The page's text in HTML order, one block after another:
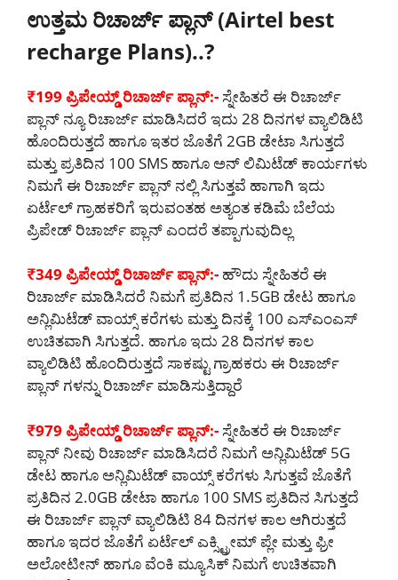
ಉತ್ತಮ ರಿಚಾರ್ಜ್ ಪ್ಲಾನ್ (Airtel best
recharge Plans)..?
₹199 ಪ್ರಿಪೇಯ್ಡ್ ರಿಚಾರ್ಜ್ ಪ್ಲಾನ್:- ಸ್ನೇಹಿತರೆ ಈ ರಿಚಾರ್ಜ್
ಪ್ಲಾನ್ ನ್ಯೂ ರಿಚಾರ್ಜ್ ಮಾಡಿಸಿದರೆ ಇದು 28 ದಿನಗಳ ವ್ಯಾಲಿಡಿಟಿ
ಹೊಂದಿರುತ್ತದೆ ಹಾಗೂ ಇತರ ಜೊತೆಗೆ 2GB ಡೇಟಾ ಸಿಗುತ್ತದೆ
ಮತ್ತು ಪ್ರತಿದಿನ 100 SMS ಹಾಗೂ ಅನ್ ಲಿಮಿಟೆಡ್ ಕಾರ್ಯಗಳು
ನಿಮಗೆ ಈ ರಿಚಾರ್ಜ್ ಪ್ಲಾನ್ ನಲ್ಲಿ ಸಿಗುತ್ತವೆ ಹಾಗಾಗಿ ಇದು
ಏರ್ಟೆಲ್ ಗ್ರಾಹಕರಿಗೆ ಇರುವಂತಹ ಅತ್ಯಂತ ಕಡಿಮೆ ಬೆಲೆಯ
ಪ್ರಿಪೇಡ್ ರಿಚಾರ್ಜ್ ಪ್ಲಾನ್ ಎಂದರೆ ತಪ್ಪಾಗುವುದಿಲ್ಲ
₹349 ಪ್ರಿಪೇಯ್ಡ್ ರಿಚಾರ್ಜ್ ಪ್ಲಾನ್:- ಹೌದು ಸ್ನೇಹಿತರೆ ಈ
ರಿಚಾರ್ಜ್ ಮಾಡಿಸಿದರೆ ನಿಮಗೆ ಪ್ರತಿದಿನ 1.5GB ಡೇಟ ಹಾಗೂ
ಅನ್ಲಿಮಿಟೆಡ್ ವಾಯ್ಸ್ ಕರೆಗಳು ಮತ್ತು ದಿನಕ್ಕೆ 100 ಎಸ್ಎಂಎಸ್
ಉಚಿತವಾಗಿ ಸಿಗುತ್ತದೆ. ಹಾಗೂ ಇದು 28 ದಿನಗಳ ಕಾಲ
ವ್ಯಾಲಿಡಿಟಿ ಹೊಂದಿರುತ್ತದೆ ಸಾಕಷ್ಟು ಗ್ರಾಹಕರು ಈ ರಿಚಾರ್ಜ್
ಪ್ಲಾನ್ ಗಳನ್ನು ರಿಚಾರ್ಜ್ ಮಾಡಿಸುತ್ತಿದ್ದಾರೆ
₹979 ಪ್ರಿಪೇಯ್ಡ್ ರಿಚಾರ್ಜ್ ಪ್ಲಾನ್:- ಸ್ನೇಹಿತರೆ ಈ ರಿಚಾರ್ಜ್
ಪ್ಲಾನ್ ನೀವು ರಿಚಾರ್ಜ್ ಮಾಡಿಸಿದರೆ ನಿಮಗೆ ಅನ್ಲಿಮಿಟೆಡ್ 5G
ಡೇಟ ಹಾಗೂ ಅನ್ಲಿಮಿಟೆಡ್ ವಾಯ್ಸ್ ಕರೆಗಳು ಸಿಗುತ್ತವೆ ಜೊತೆಗೆ
ಪ್ರತಿದಿನ 2.0GB ಡೇಟಾ ಹಾಗೂ 100 SMS ಪ್ರತಿದಿನ ಸಿಗುತ್ತದೆ
ಈ ರಿಚಾರ್ಜ್ ಪ್ಲಾನ್ ವ್ಯಾಲಿಡಿಟಿ 84 ದಿನಗಳ ಕಾಲ ಆಗಿರುತ್ತದೆ
ಹಾಗೂ ಇದರ ಜೊತೆಗೆ ಏರ್ಟೆಲ್ ಎಕ್ಸ್ಟ್ರೀಮ್ ಪ್ಲೇ ಮತ್ತು ಫ್ರೀ
ಅಲೋಟೀನ್ ಹಾಗೂ ವೆಂಕಿ ಮ್ಯೂಸಿಕ್ ನಿಮಗೆ ಉಚಿತವಾಗಿ